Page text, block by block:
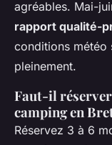
agréables. Mai-
rapport qualité-
conditions
pleinement.
Faut-il
camping en
Réservez 3 à 6